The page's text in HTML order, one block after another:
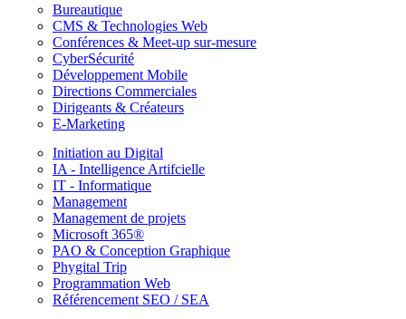
Bureautique
CMS & Technologies Web
Conférences & Meet-up sur-mesure
CyberSécurité
Développement Mobile
Directions Commerciales
Dirigeants & Créateurs
E-Marketing
Initiation au Digital
IA - Intelligence Artifcielle
IT - Informatique
Management
Management de projets
Microsoft 365®
PAO & Conception Graphique
Phygital Trip
Programmation Web
Référencement SEO / SEA